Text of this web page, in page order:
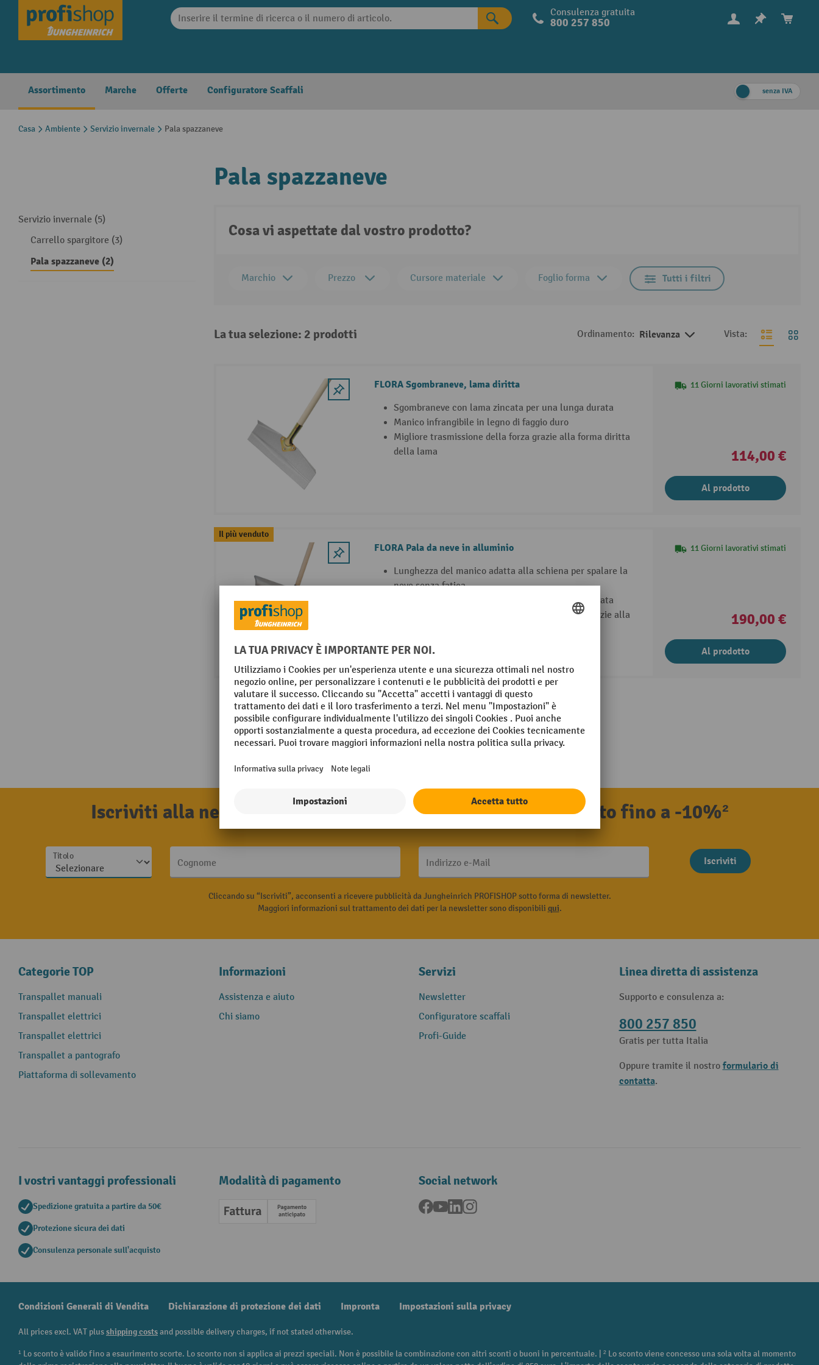
Skip to main navigation Consulenza gratuita
800 257 850
Assortimento Marche Offerte Configuratore Scaffali senza IVA
Casa Ambiente Servizio invernale Pala spazzaneve
Servizio invernale (5)
Carrello spargitore (3)
Pala spazzaneve (2)
Pala spazzaneve
Cosa vi aspettate dal vostro prodotto?
Marchio Prezzo Cursore materiale Foglio forma Tutti i filtri
La tua selezione: 2 prodotti Ordinamento: Rilevanza Vista:
FLORA Sgombraneve, lama diritta
Sgombraneve con lama zincata per una lunga durata
Manico infrangibile in legno di faggio duro
Migliore trasmissione della forza grazie alla forma diritta
della lama
11 Giorni lavorativi stimati
114,00 €
Al prodotto
Il più venduto
FLORA Pala da neve in alluminio
Lunghezza del manico adatta alla schiena per spalare la
neve senza fatica
Il bordo di testa in acciaio zincato aumenta la durata
Pala da neve adatta a piccole quantità di neve grazie alla
11 Giorni lavorativi stimati
190,00 €
Al prodotto
Iscriviti alla newsletter e ricevi un buono sconto di benvenuto fino a -10%²
Titolo
Cognome Indirizzo e-Mail Iscriviti
Cliccando su “Iscriviti”, acconsenti a ricevere pubblicità da Jungheinrich PROFISHOP sotto forma di newsletter.
Maggiori informazioni sul trattamento dei dati per la newsletter sono disponibili qui.
Categorie TOP
Transpallet manuali
Transpallet elettrici
Transpallet elettrici
Transpallet a pantografo
Piattaforma di sollevamento
Informazioni
Assistenza e aiuto
Chi siamo
Servizi
Newsletter
Configuratore scaffali
Profi-Guide
Linea diretta di assistenza
Supporto e consulenza a:
800 257 850
Gratis per tutta Italia
Oppure tramite il nostro formulario di
contatta.
I vostri vantaggi professionali
Spedizione gratuita a partire da 50€
Protezione sicura dei dati
Consulenza personale sull'acquisto
Modalità di pagamento
Fattura Pagamento anticipato
Social network
Facebook
YouTubeLinkedInInstagram
Condizioni Generali di Vendita Dichiarazione di protezione dei dati Impronta Impostazioni sulla privacy
All prices excl. VAT plusshipping costsand possible delivery charges, if not stated otherwise.
¹ Lo sconto è valido fino a esaurimento scorte. Lo sconto non si applica ai prezzi speciali. Non è possibile la combinazione con altri sconti o buoni in percentuale. | ² Lo sconto viene concesso una sola volta al momento